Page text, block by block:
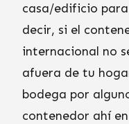
casa/edificio
decir, si el
internacional no
afuera de tu
bodega por
contenedor ahí